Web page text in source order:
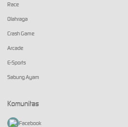
Race
Olahraga
Crash Game
Arcade
E-Sports
Sabung Ayam
Komunitas
Facebook